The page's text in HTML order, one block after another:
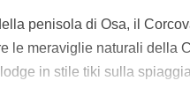
penisola di Osa, il
le meraviglie naturali della
in stile tiki sulla